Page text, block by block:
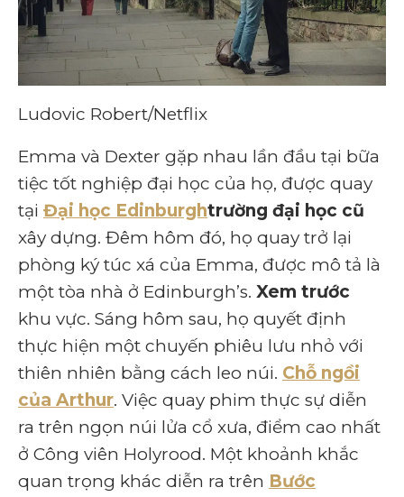
Ludovic Robert/Netflix
Emma và Dexter gặp nhau lần đầu tại bữa
tiệc tốt nghiệp đại học của họ, được quay
tại Đại học Edinburghtrường đại học cũ
xây dựng. Đêm hôm đó, họ quay trở lại
phòng ký túc xá của Emma, ​​​​được mô tả là
một tòa nhà ở Edinburgh’s. Xem trước
khu vực. Sáng hôm sau, họ quyết định
thực hiện một chuyến phiêu lưu nhỏ với
thiên nhiên bằng cách leo núi. Chỗ ngồi
của Arthur. Việc quay phim thực sự diễn
ra trên ngọn núi lửa cổ xưa, điểm cao nhất
ở Công viên Holyrood. Một khoảnh khắc
quan trọng khác diễn ra trên Bước